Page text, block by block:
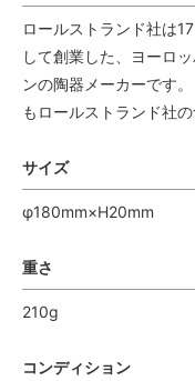
ロールストランド社は
して創業した、ヨーロ
ンの陶器メーカーです
もロールストランド社
サイズ
φ180mm×H20mm
重さ
210g
コンディション